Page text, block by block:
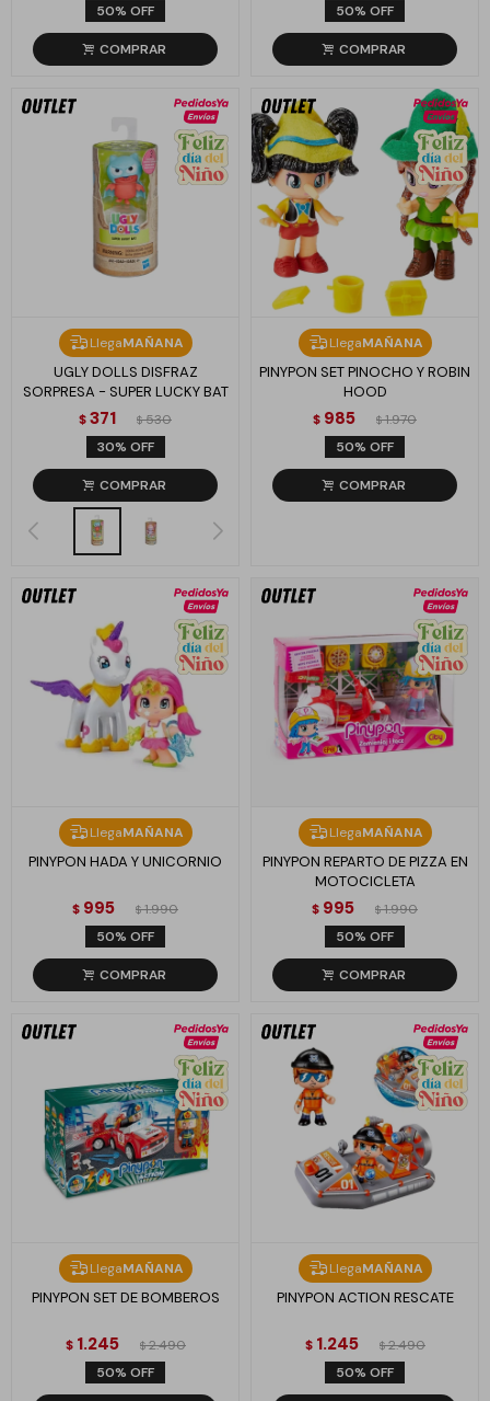
50
50
LlegaMAÑANA
UGLY DOLLS DISFRAZ
SORPRESA - SUPER LUCKY BAT
$371 $ 530
30
LlegaMAÑANA
PINYPON SET PINOCHO Y ROBIN
HOOD
$ 985 $ 1.970
50
LlegaMAÑANA
PINYPON HADA Y UNICORNIO
$ 995 $ 1.990
50
LlegaMAÑANA
PINYPON REPARTO DE PIZZA EN
MOTOCICLETA
$ 995 $ 1.990
50
LlegaMAÑANA
PINYPON SET DE BOMBEROS
$ 1.245 $ 2.490
50
LlegaMAÑANA
PINYPON ACTION RESCATE
$ 1.245 $ 2.490
50